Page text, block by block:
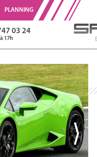
PLANNING
03 24
17h